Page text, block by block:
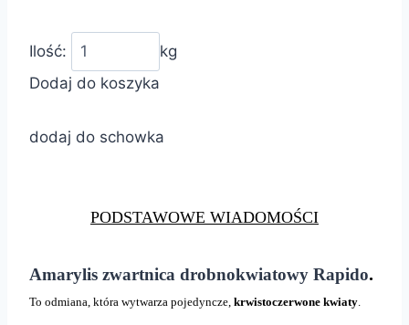
Ilość:
kg
Dodaj do koszyka
dodaj do schowka
PODSTAWOWE WIADOMOŚCI
Amarylis zwartnica drobnokwiatowy Rapido.
To odmiana, która wytwarza pojedyncze, krwistoczerwone kwiaty